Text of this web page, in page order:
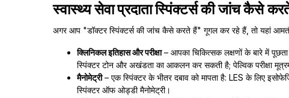
स्वास्थ्य सेवा प्रदाता स्पिंक्टर्स की जांच कैसे
अगर आप "डॉक्टर स्पिंक्टर्स की जांच कैसे करते हैं" गूगल कर रहे हैं, तो यहां
क्लिनिकल इतिहास और परीक्षा– आपका चिकित्सक लक्षणों के बारे में
स्पिंक्टर टोन और अखंडता का आकलन कर सकती है; पेल्विक परीक्षा
मैनोमेट्री– एक स्पिंक्टर के भीतर दबाव को मापता है: LES के लिए
स्पिंक्टर ऑफ ओड्डी मैनोमेट्री।